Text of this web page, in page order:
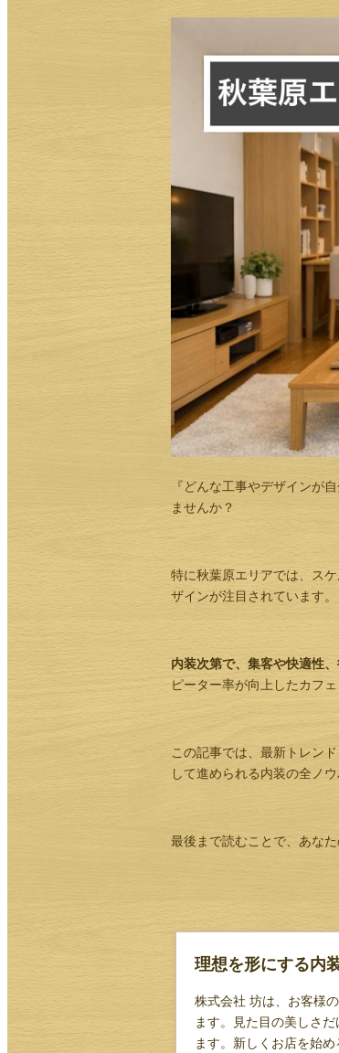
『どんな工事やデザインが
ませんか？
特に秋葉原エリアでは、ス
ザインが注目されています。
内装次第で、集客や快適性
ピーター率が向上したカフ
この記事では、最新トレン
して進められる内装の全ノ
最後まで読むことで、あなた
理想を形にする内
株式会社 坊は、お客様
ます。見た目の美しさ
ます。新しくお店を始